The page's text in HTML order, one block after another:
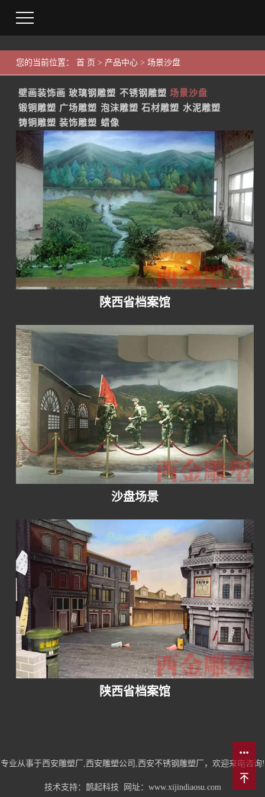
您的当前位置： 首 页 > 产品中心> 场景沙盘
壁画装饰画 玻璃钢雕塑 不锈钢雕塑 场景沙盘
锻铜雕塑 广场雕塑 泡沫雕塑 石材雕塑 水泥雕塑
铸铜雕塑 装饰雕塑 蜡像
陕西省档案馆
沙盘场景
陕西省档案馆
专业从事于西安雕塑厂,西安雕塑公司,西安不锈钢雕塑厂，欢迎来电咨询!
技术支持： 鹊起科技 网址： www.xijindiaosu.com